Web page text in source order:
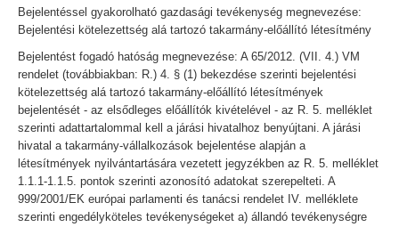
Bejelentéssel gyakorolható gazdasági tevékenység megnevezése:
Bejelentési kötelezettség alá tartozó takarmány-előállító létesítmény
Bejelentést fogadó hatóság megnevezése: A 65/2012. (VII. 4.) VM
rendelet (továbbiakban: R.) 4. § (1) bekezdése szerinti bejelentési
kötelezettség alá tartozó takarmány-előállító létesítmények
bejelentését - az elsődleges előállítók kivételével - az R. 5. melléklet
szerinti adattartalommal kell a járási hivatalhoz benyújtani. A járási
hivatal a takarmány-vállalkozások bejelentése alapján a
létesítmények nyilvántartására vezetett jegyzékben az R. 5. melléklet
1.1.1-1.1.5. pontok szerinti azonosító adatokat szerepelteti. A
999/2001/EK európai parlamenti és tanácsi rendelet IV. melléklete
szerinti engedélyköteles tevékenységeket a) állandó tevékenységre